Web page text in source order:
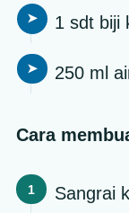
1 sdt biji
250 ml
Cara
Sangrai